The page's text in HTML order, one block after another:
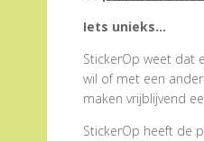
Iets unieks…
StickerOp weet dat
wil of met een
maken vrijblijvend
StickerOp heeft de